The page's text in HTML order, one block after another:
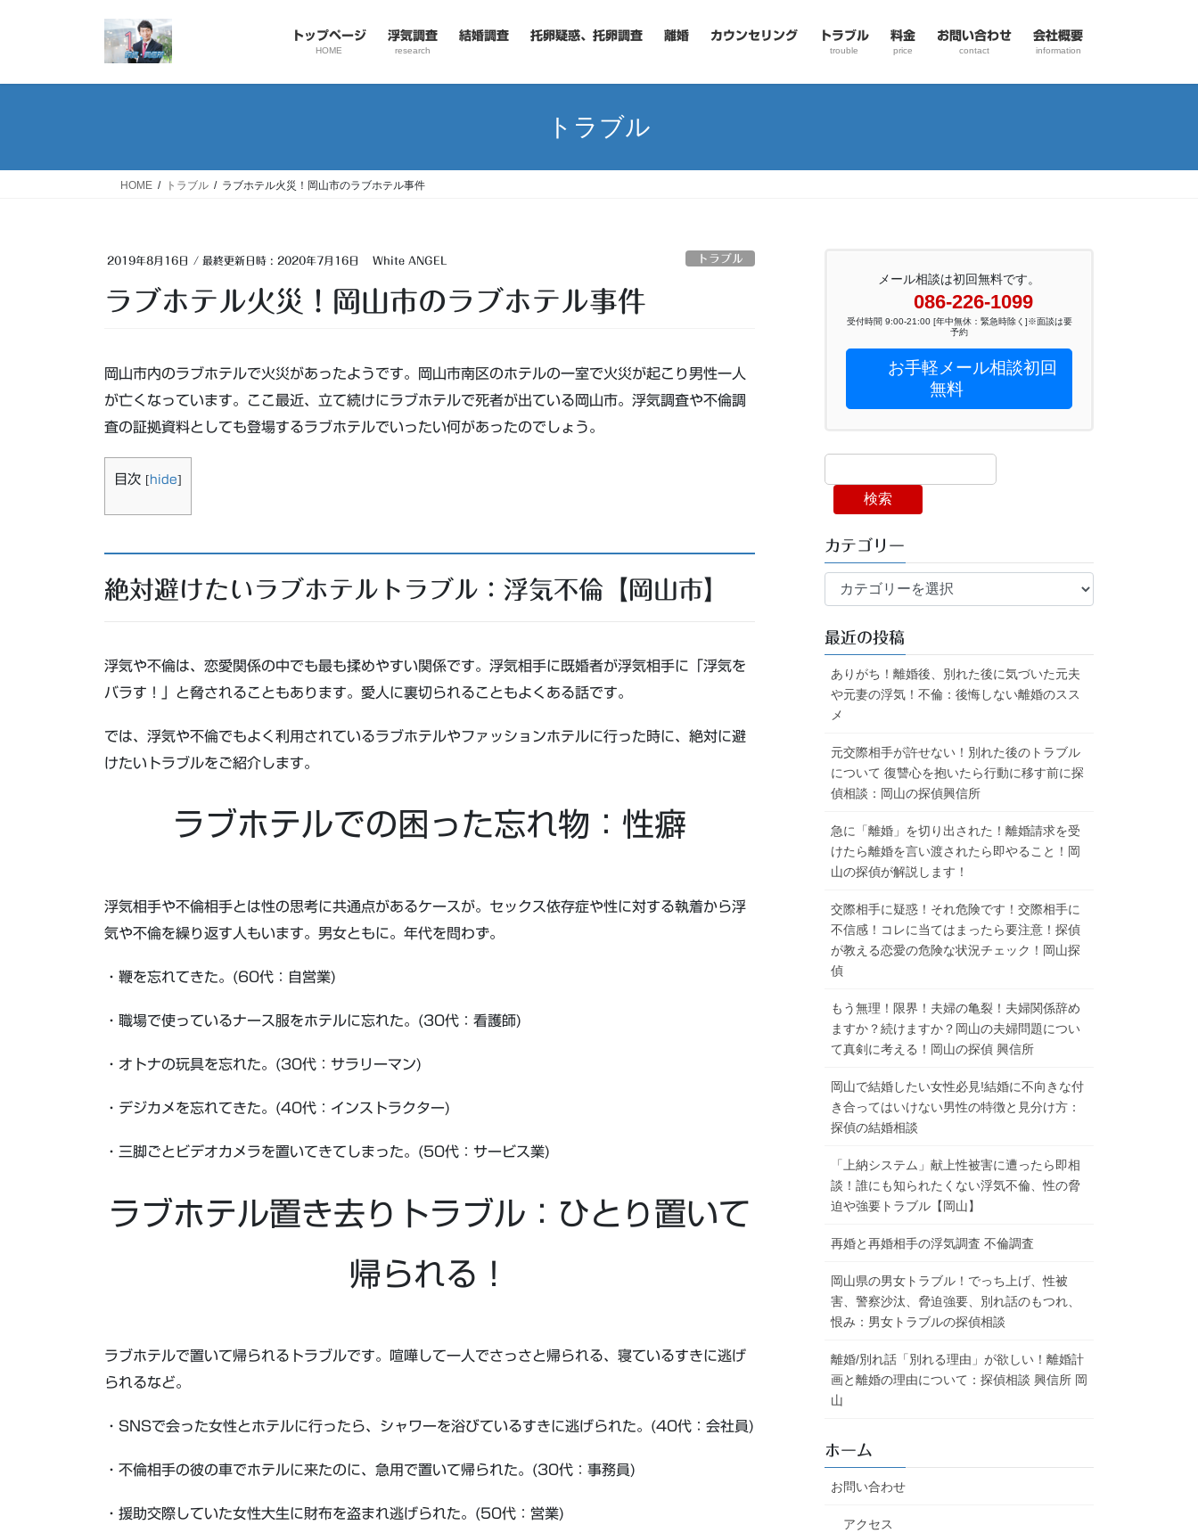
トップページ
HOME
浮気調査
research
結婚調査 托卵疑惑、托卵調査 離婚 カウンセリング トラブル
trouble
料金
price
お問い合わせ
contact
会社概要
information
トラブル
HOME トラブル ラブホテル火災！岡山市のラブホテル事件
2019年8月16日 / 最終更新日時 : 2020年7月16日 White ANGEL トラブル
ラブホテル火災！岡山市のラブホテル事件
岡山市内のラブホテルで火災があったようです。岡山市南区のホテルの一室で火災が起こり男性一人
が亡くなっています。ここ最近、立て続けにラブホテルで死者が出ている岡山市。浮気調査や不倫調
査の証拠資料としても登場するラブホテルでいったい何があったのでしょう。
目次 [ hide]
絶対避けたいラブホテルトラブル：浮気不倫【岡山市】
浮気や不倫は、恋愛関係の中でも最も揉めやすい関係です。浮気相手に既婚者が浮気相手に「浮気を
バラす！」と脅されることもあります。愛人に裏切られることもよくある話です。
では、浮気や不倫でもよく利用されているラブホテルやファッションホテルに行った時に、絶対に避
けたいトラブルをご紹介します。
ラブホテルでの困った忘れ物：性癖
浮気相手や不倫相手とは性の思考に共通点があるケースが。セックス依存症や性に対する執着から浮
気や不倫を繰り返す人もいます。男女ともに。年代を問わず。
・鞭を忘れてきた。(60代：自営業)
・職場で使っているナース服をホテルに忘れた。(30代：看護師)
・オトナの玩具を忘れた。(30代：サラリーマン)
・デジカメを忘れてきた。(40代：インストラクター)
・三脚ごとビデオカメラを置いてきてしまった。(50代：サービス業)
ラブホテル置き去りトラブル：ひとり置いて
帰られる！
ラブホテルで置いて帰られるトラブルです。喧嘩して一人でさっさと帰られる、寝ているすきに逃げ
られるなど。
・SNSで会った女性とホテルに行ったら、シャワーを浴びているすきに逃げられた。(40代：会社員)
・不倫相手の彼の車でホテルに来たのに、急用で置いて帰られた。(30代：事務員)
・援助交際していた女性大生に財布を盗まれ逃げられた。(50代：営業)
メール相談は初回無料です。
086-226-1099
受付時間 9:00-21:00 [年中無休：緊急時除く]※面談は要
予約
お手軽メール相談初回
無料
検索
カテゴリー
テ
リ
ー
最近の投稿
ありがち！離婚後、別れた後に気づいた元夫
や元妻の浮気！不倫：後悔しない離婚のスス
メ
元交際相手が許せない！別れた後のトラブル
について 復讐心を抱いたら行動に移す前に探
偵相談：岡山の探偵興信所
急に「離婚」を切り出された！離婚請求を受
けたら離婚を言い渡されたら即やること！岡
山の探偵が解説します！
交際相手に疑惑！それ危険です！交際相手に
不信感！コレに当てはまったら要注意！探偵
が教える恋愛の危険な状況チェック！岡山探
偵
もう無理！限界！夫婦の亀裂！夫婦関係辞め
ますか？続けますか？岡山の夫婦問題につい
て真剣に考える！岡山の探偵 興信所
岡山で結婚したい女性必見!結婚に不向きな付
き合ってはいけない男性の特徴と見分け方：
探偵の結婚相談
「上納システム」献上性被害に遭ったら即相
談！誰にも知られたくない浮気不倫、性の脅
迫や強要トラブル【岡山】
再婚と再婚相手の浮気調査 不倫調査
岡山県の男女トラブル！でっち上げ、性被
害、警察沙汰、脅迫強要、別れ話のもつれ、
恨み：男女トラブルの探偵相談
離婚/別れ話「別れる理由」が欲しい！離婚計
画と離婚の理由について：探偵相談 興信所 岡
山
ホーム
お問い合わせ
アクセス